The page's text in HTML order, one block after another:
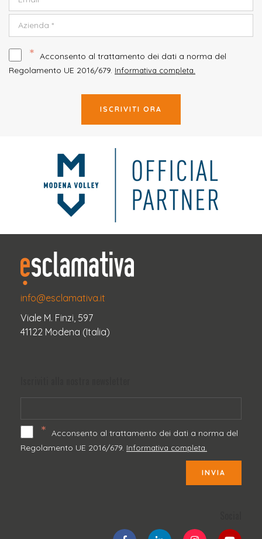
* Acconsento al trattamento dei dati a norma del
Regolamento UE 2016/679. Informativa completa.
ISCRIVITI ORA
info@esclamativa.it
Viale M. Finzi, 597
41122 Modena (Italia)
* Acconsento al trattamento dei dati a norma del
Regolamento UE 2016/679. Informativa completa.
INVIA